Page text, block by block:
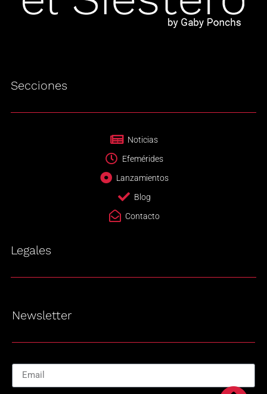
Secciones
Noticias
Efemérides
Lanzamientos
Blog
Contacto
Legales
Newsletter